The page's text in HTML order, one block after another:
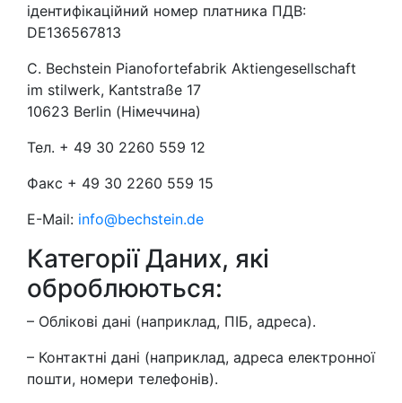
ідентифікаційний номер платника ПДВ:
DE136567813
C. Bechstein Pianofortefabrik Aktiengesellschaft
im stilwerk, Kantstraße 17
10623 Berlin (Німеччина)
Тел. + 49 30 2260 559 12
Факс + 49 30 2260 559 15
E-Mail: info@bechstein.de
Категорії Даних, які
оброблюються:
– Облікові дані (наприклад, ПІБ, адреса).
– Контактні дані (наприклад, адреса електронної
пошти, номери телефонів).